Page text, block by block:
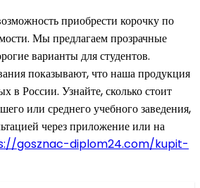
приобрести корочку по
Мы предлагаем прозрачные
варианты для студентов.
показывают, что наша продукция
в России. Узнайте, сколько стоит
или среднего учебного заведения,
через приложение или на
gosznac-diplom24.com/kupit-